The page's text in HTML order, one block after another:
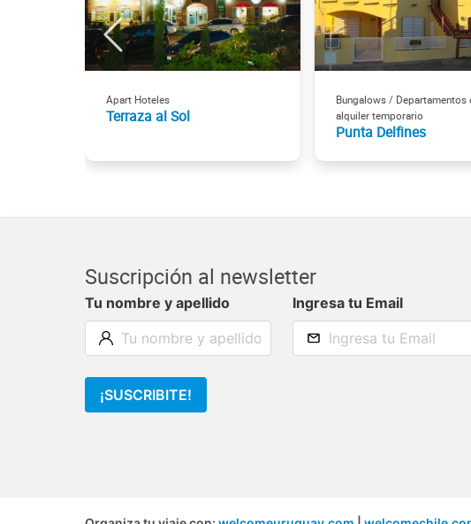
Apart Hoteles
Terraza al Sol
Bungalows / Departamentos
alquiler temporario
Punta Delfines
Suscripción al newsletter
Tu nombre y apellido Ingresa tu Email
¡SUSCRIBITE!